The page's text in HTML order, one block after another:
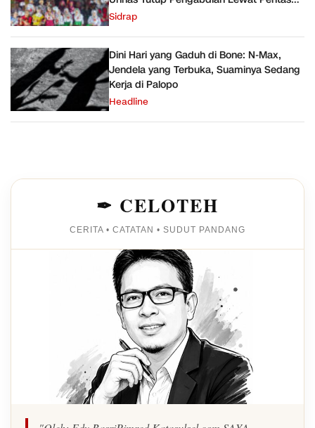
Sehat
Sidrap
Dini Hari yang Gaduh di Bone: N-Max,
Jendela yang Terbuka, Suaminya Sedang
Kerja di Palopo
Headline
✒ CELOTEH
CERITA • CATATAN • SUDUT PANDANG